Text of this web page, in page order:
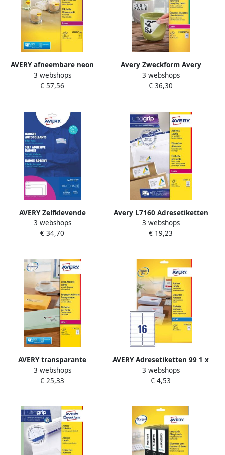
AVERY afneembare neon
etiketten ft 99 1 x 38 1 mm
(b x h) doos van 100 blad
3 webshops
€ 57,56
Avery Zweckform Avery
afneembare
weerbestendige etiketten
3 webshops
€ 36,30
AVERY Zelfklevende
naambadges 80 x 50 mm
Laserprinter wit
3 webshops
€ 34,70
Avery L7160 Adresetiketten
Laser Ultragrip wit 40
vellen 21 per vel 63 5 x 38 1
3 webshops
€ 19,23
AVERY transparante
etiketten QuickPEEL ft 99 1
x 33 9 mm (b x h) 400 stuks
3 webshops
€ 25,33
AVERY Adresetiketten 99 1 x
33 9 mm wit Inkjetprinter
permanent klevend J8162-
3 webshops
€ 4,53